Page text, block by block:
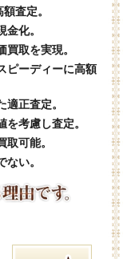
査定。
化。
取を実現。
ピーディーに高額
正査定。
考慮し査定。
可能。
い。